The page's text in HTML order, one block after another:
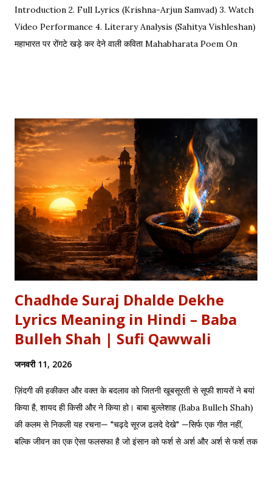
Introduction 2. Full Lyrics (Krishna-Arjun Samvad) 3. Watch
Video Performance 4. Literary Analysis (Sahitya Vishleshan)
महाभारत पर रोंगटे खड़े कर देने वाली कविता Mahabharata Poem On
Explore our Best Hindi Poetry Collection for more Veer
Ras Kavitayein. तलवार, धनुष और पैदल सैनिक कुरुक्षेत्र में खड़े हुए, रक्त
पिपासु महारथी इक दूजे सम्मुख अड़े हुए | कई लाख सेना के सम्मुख पांडव पाँच बिचारे
थे, एक तरफ थे योद्धा सब, एक तरफ समय के मारे थे | महा-समर की प्रतिक्षा में सारे
ताक रहे थे जी, और पार्थ के रथ को केशव स्वयं हाँक रहे थे जी || रणभूमि के सभी
नजारे देखन में कुछ खास लगे, माधव ने अर्जुन को देखा, अर्जुन उन्हें उदास लगे | ...
Chadhde Suraj Dhalde Dekhe
Lyrics Meaning in Hindi – Baba
Bulleh Shah | Sufi Qawwali
जनवरी 11, 2026
ज़िंदगी की हकीकत और वक्त के बदलाव को जितनी खूबसूरती से सूफी शायरों ने बयां
किया है, शायद ही किसी और ने किया हो। बाबा बुल्लेशाह (Baba Bulleh Shah)
की कलम से निकली यह रचना— "चढ़दे सूरज ढलदे देखे" —सिर्फ एक गीत नहीं,
बल्कि जीवन का एक ऐसा फलसफा है जो इंसान को फर्श से अर्श और अर्श से फर्श तक